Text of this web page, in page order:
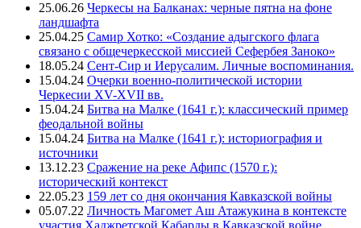
25.06.26 Черкесы на Балканах: черные пятна на фоне
ландшафта
25.04.25 Самир Хотко: «Создание адыгского флага
связано с общечеркесской миссией Сефербея Заноко»
18.05.24 Сент-Сир и Иерусалим. Личные воспоминания.
15.04.24 Очерки военно-политической истории
Черкесии XV-XVII вв.
15.04.24 Битва на Малке (1641 г.): классический пример
феодальной войны
15.04.24 Битва на Малке (1641 г.): историография и
источники
13.12.23 Сражение на реке Афипс (1570 г.):
исторический контекст
22.05.23 159 лет со дня окончания Кавказской войны
05.07.22 Личность Магомет Аш Атажукина в контексте